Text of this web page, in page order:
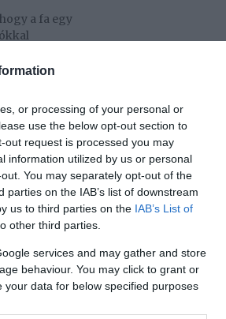
or processing of your personal or
use the below opt-out section to
request is processed you may
information utilized by us or personal
You may separately opt-out of the
on the IAB’s list of downstream
us to third parties on the IAB’s List of
other third parties.
services and may gather and store
behaviour. You may click to grant or
data for below specified purposes
a fa egy
és
üvegezés, a
időtálló és
és a
és a